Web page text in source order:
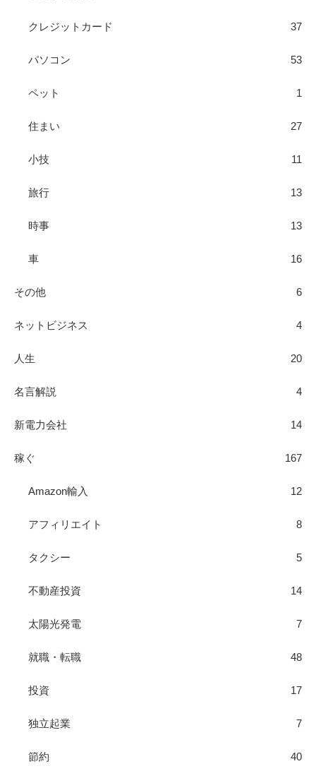
クレジットカード 37
パソコン 53
ペット 1
住まい 27
小技 11
旅行 13
時事 13
車 16
その他 6
ネットビジネス 4
人生 20
名言解説 4
新電力会社 14
稼ぐ 167
Amazon輸入 12
アフィリエイト 8
タクシー 5
不動産投資 14
太陽光発電 7
就職・転職 48
投資 17
独立起業 7
節約 40